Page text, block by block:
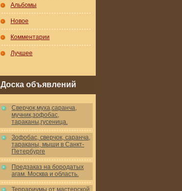
Альбомы
Новое
Комментарии
Лучшее
Доска объявлений
Cверчок,муха,саранча,
мучник,зофобас,
тараканы,гусеница.
Зофобас, сверчок, саранча,
тараканы, мыши в Санкт-
Петербурге
Предзаказ на бородатых
агам. Москва и область.
Террариумы от мастерской